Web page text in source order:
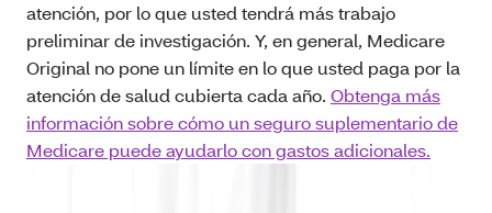
atención, por lo que usted tendrá más trabajo
preliminar de investigación. Y, en general, Medicare
Original no pone un límite en lo que usted paga por la
atención de salud cubierta cada año. Obtenga más
información sobre cómo un seguro suplementario de
Medicare puede ayudarlo con gastos adicionales.